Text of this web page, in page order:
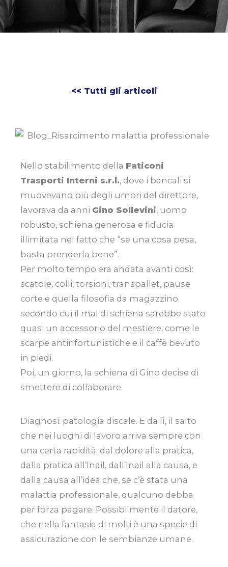
<< Tutti gli articoli
Nello stabilimento della Faticoni
Trasporti Interni s.r.l., dove i bancali si
muovevano più degli umori del direttore,
lavorava da anni Gino Sollevini, uomo
robusto, schiena generosa e fiducia
illimitata nel fatto che “se una cosa pesa,
basta prenderla bene”.
Per molto tempo era andata avanti così:
scatole, colli, torsioni, transpallet, pause
corte e quella filosofia da magazzino
secondo cui il mal di schiena sarebbe stato
quasi un accessorio del mestiere, come le
scarpe antinfortunistiche e il caffè bevuto
in piedi.
Poi, un giorno, la schiena di Gino decise di
smettere di collaborare.
Diagnosi: patologia discale. E da lì, il salto
che nei luoghi di lavoro arriva sempre con
una certa rapidità: dal dolore alla pratica,
dalla pratica all’Inail, dall’Inail alla causa, e
dalla causa all’idea che, se c’è stata una
malattia professionale, qualcuno debba
per forza pagare. Possibilmente il datore,
che nella fantasia di molti è una specie di
assicurazione con le sembianze umane.